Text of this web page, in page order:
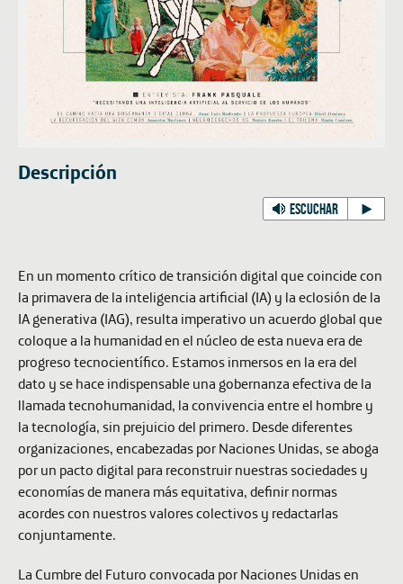
Descripción
ESCUCHAR
En un momento crítico de transición digital que coincide con
la primavera de la inteligencia artificial (IA) y la eclosión de la
IA generativa (IAG), resulta imperativo un acuerdo global que
coloque a la humanidad en el núcleo de esta nueva era de
progreso tecnocientífico. Estamos inmersos en la era del
dato y se hace indispensable una gobernanza efectiva de la
llamada tecnohumanidad, la convivencia entre el hombre y
la tecnología, sin prejuicio del primero. Desde diferentes
organizaciones, encabezadas por Naciones Unidas, se aboga
por un pacto digital para reconstruir nuestras sociedades y
economías de manera más equitativa, definir normas
acordes con nuestros valores colectivos y redactarlas
conjuntamente.
La Cumbre del Futuro convocada por Naciones Unidas en